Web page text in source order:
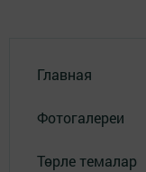
Главная
Фотогалереи
Төрле темалар